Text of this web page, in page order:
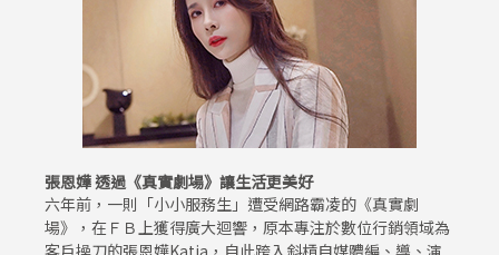
張恩嬅 透過《真實劇場》讓生活更美好
六年前，一則「小小服務生」遭受網路霸凌的《真實劇
場》，在ＦＢ上獲得廣大迴響，原本專注於數位行銷領域為
客戶操刀的張恩嬅Katia，自此跨入斜槓自媒體編、導、演